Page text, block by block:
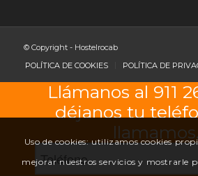
© Copyright - Hostelrocab
POLÍTICA DE COOKIES
POLÍTICA DE
Uso de cookies: utilizamos cookies
mejorar nuestros servicios y mostrarle
​Llámanos al 911
déjanos tu
llamamos.